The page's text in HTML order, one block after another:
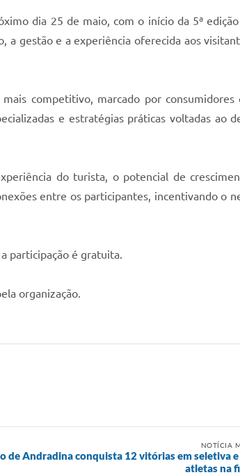
dia 25 de maio, com o início da 5ª
a gestão e a experiência oferecida aos
competitivo, marcado por consumidores
e estratégias práticas voltadas ao
do turista, o potencial de
entre os participantes, incentivando o
participação é gratuita.
organização.
NOTÍCIA
de Andradina conquista 12 vitórias em seletiva
atletas na